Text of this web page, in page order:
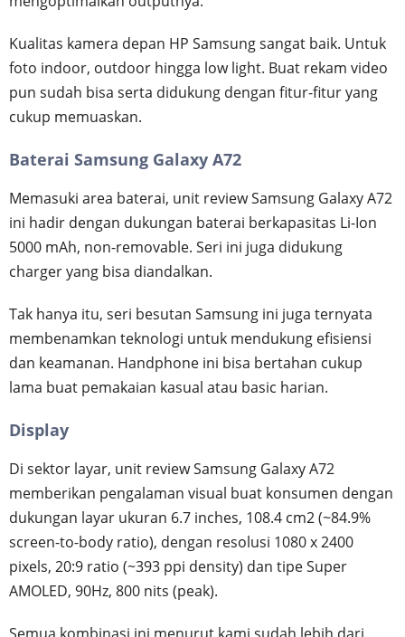
Kualitas kamera depan HP Samsung sangat baik. Untuk
foto indoor, outdoor hingga low light. Buat rekam video
pun sudah bisa serta didukung dengan fitur-fitur yang
cukup memuaskan.
Baterai Samsung Galaxy A72
Memasuki area baterai, unit review Samsung Galaxy A72
ini hadir dengan dukungan baterai berkapasitas Li-Ion
5000 mAh, non-removable. Seri ini juga didukung
charger yang bisa diandalkan.
Tak hanya itu, seri besutan Samsung ini juga ternyata
membenamkan teknologi untuk mendukung efisiensi
dan keamanan. Handphone ini bisa bertahan cukup
lama buat pemakaian kasual atau basic harian.
Display
Di sektor layar, unit review Samsung Galaxy A72
memberikan pengalaman visual buat konsumen dengan
dukungan layar ukuran 6.7 inches, 108.4 cm2 (~84.9%
screen-to-body ratio), dengan resolusi 1080 x 2400
pixels, 20:9 ratio (~393 ppi density) dan tipe Super
AMOLED, 90Hz, 800 nits (peak).